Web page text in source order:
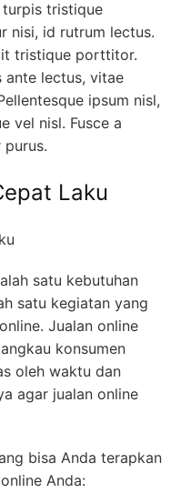
turpis tristique
nisi, id rutrum lectus.
tristique porttitor.
ante lectus, vitae
ipsum nisl,
vel nisl. Fusce a
Laku
satu kebutuhan
satu kegiatan yang
Jualan online
konsumen
oleh waktu dan
agar jualan online
bisa Anda terapkan
Anda: